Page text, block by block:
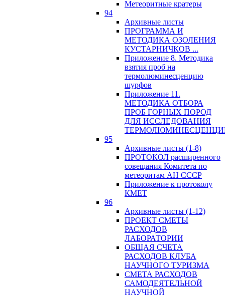
Метеоритные кратеры
94
Архивные листы
ПРОГРАММА И
МЕТОДИКА ОЗОЛЕНИЯ
КУСТАРНИЧКОВ ...
Приложение 8. Методика
взятия проб на
термолюминесценцию
шурфов
Приложение 11.
МЕТОДИКА ОТБОРА
ПРОБ ГОРНЫХ ПОРОД
ДЛЯ ИССЛЕДОВАНИЯ
95
Архивные листы (1-8)
ПРОТОКОЛ расширенного
совещания Комитета по
метеоритам АН СССР
Приложение к протоколу
КМЕТ
96
Архивные листы (1-12)
ПРОЕКТ СМЕТЫ
РАСХОДОВ
ЛАБОРАТОРИИ
ОБЩАЯ СЧЕТА
РАСХОДОВ КЛУБА
НАУЧНОГО ТУРИЗМА
СМЕТА РАСХОДОВ
САМОДЕЯТЕЛЬНОЙ
НАУЧНОЙ